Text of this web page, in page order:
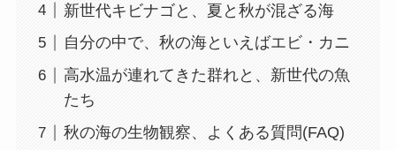
新世代キビナゴと、夏と秋が混ざる海
自分の中で、秋の海といえばエビ・カニ
高水温が連れてきた群れと、新世代の魚
たち
秋の海の生物観察、よくある質問(FAQ)